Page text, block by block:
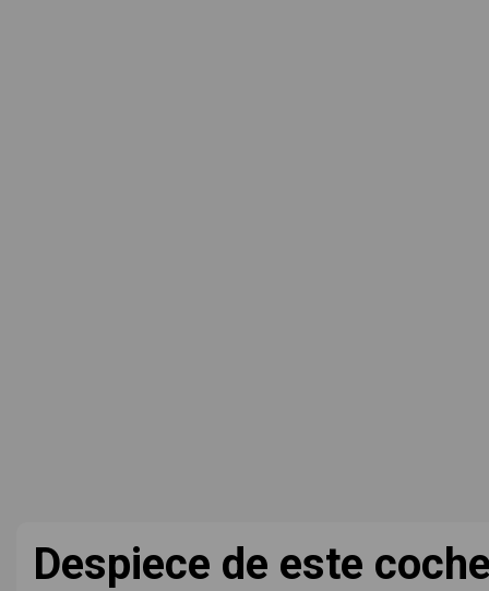
Despiece de este